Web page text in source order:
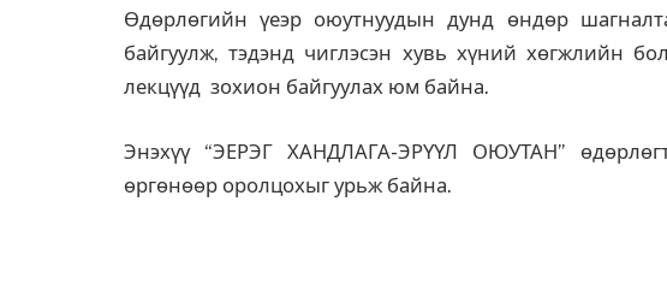
Өдөрлөгийн үеэр оюутнуудын дунд өндөр
байгуулж, тэдэнд чиглэсэн хувь хүний хөгжлийн
лекцүүд зохион байгуулах юм байна.
Энэхүү “ЭЕРЭГ ХАНДЛАГА-ЭРҮҮЛ ОЮУТАН”
өргөнөөр оролцохыг урьж байна.